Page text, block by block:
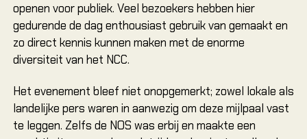
openen voor publiek. Veel bezoekers hebben hier
gedurende de dag enthousiast gebruik van gemaakt en
zo direct kennis kunnen maken met de enorme
diversiteit van het NCC.
Het evenement bleef niet onopgemerkt; zowel lokale als
landelijke pers waren in aanwezig om deze mijlpaal vast
te leggen. Zelfs de NOS was erbij en maakte een